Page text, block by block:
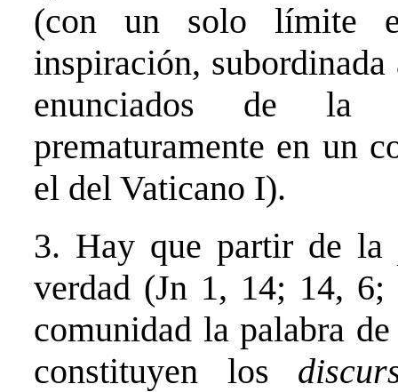
(con un solo límite
inspiración, subordinada
enunciados de la
prematuramente en un
el del Vaticano I).
3. Hay que partir de la
verdad (Jn 1, 14; 14, 6;
comunidad la palabra
constituyen los